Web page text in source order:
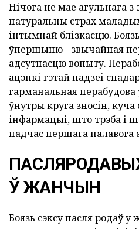
Нічога не мае агульнага з
натуральны страх
інтымнай блізкасцю.
ўпершыню - звычайная
адсутнасцю вопыту.
ацэнкі гэтай падзеі
гарманальная перабудова
ўнутры круга зносін,
інфармацыі, што трэба і
падчас першага палавога
Ў ЖАНЧЫН
Боязь сэксу пасля родаў